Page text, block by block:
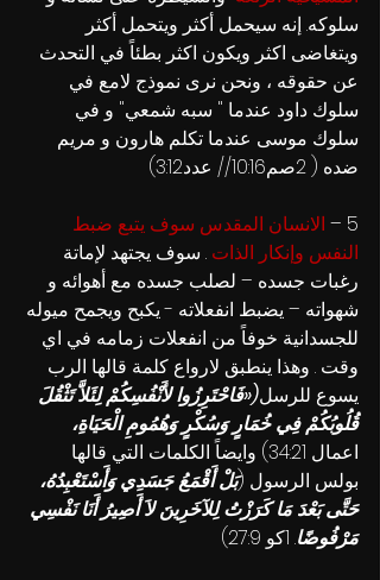
سلوكه. إنه سيحمل أكثر ويتحمل أكثر
ويتغاضى اكثر ويكون اكثر بطئاً في التحدث
عن حقوقه ، ونحن نرى نموذج لامع في
سلوك داود عندما " سبه شمعي" و في
سلوك موسى عندما تكلم هارون و مريم
ضده ( 2صم10:16// عدد3:12)
5
– الانسان المقدس سوف يتبع ضبط
النفس وإنكار الذات . سوف يجتهد لإماتة
رغبات جسده – لصلب جسده مع أهوائه و
شهواته – يضبط انفعلاته - يكبح ويجمح ميوله
للجسدانية خوفاً من انفعلات زمامه في اي
وقت . وهذا ينطبق لارواع كلمة قالها الرب
يسوع للرسل(«فَاحْتَرِزُوا لأَنْفُسِكُمْ لِئَلاَّ تَثْقُلَ
قُلُوبُكُمْ فِي خُمَارٍ وَسُكْرٍ وَهُمُومِ الْحَيَاةِ،
اعمال 34:21) وايضاً الكلمات التي قالها
بولس الرسول (بَلْ أَقْمَعُ جَسَدِي وَأَسْتَعْبِدُهُ،
حَتَّى بَعْدَ مَا كَرَزْتُ لِلآخَرِينَ لاَ أَصِيرُ أَنَا نَفْسِي
مَرْفُوضًا. 1كو 27:9)